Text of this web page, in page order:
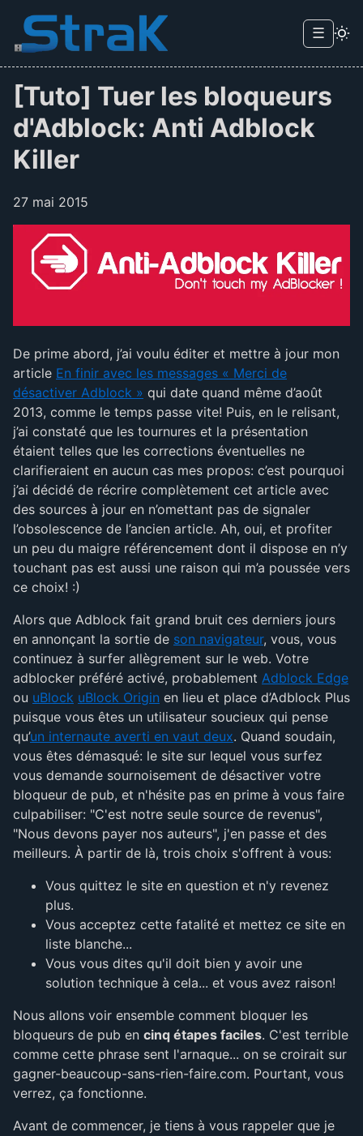
Skip to main content
☰
[Tuto] Tuer les bloqueurs
d'Adblock: Anti Adblock
Killer
27 mai 2015
De prime abord, j’ai voulu éditer et mettre à jour mon
article En finir avec les messages « Merci de
désactiver Adblock » qui date quand même d’août
2013, comme le temps passe vite! Puis, en le relisant,
j’ai constaté que les tournures et la présentation
étaient telles que les corrections éventuelles ne
clarifieraient en aucun cas mes propos: c’est pourquoi
j’ai décidé de récrire complètement cet article avec
des sources à jour en n’omettant pas de signaler
l’obsolescence de l’ancien article. Ah, oui, et profiter
un peu du maigre référencement dont il dispose en n’y
touchant pas est aussi une raison qui m’a poussée vers
ce choix! :)
Alors que Adblock fait grand bruit ces derniers jours
en annonçant la sortie de son navigateur, vous, vous
continuez à surfer allègrement sur le web. Votre
adblocker préféré activé, probablement Adblock Edge
ou uBlock uBlock Origin en lieu et place d’Adblock Plus
puisque vous êtes un utilisateur soucieux qui pense
qu’un internaute averti en vaut deux. Quand soudain,
vous êtes démasqué: le site sur lequel vous surfez
vous demande sournoisement de désactiver votre
bloqueur de pub, et n'hésite pas en prime à vous faire
culpabiliser: "C'est notre seule source de revenus",
"Nous devons payer nos auteurs", j'en passe et des
meilleurs. À partir de là, trois choix s'offrent à vous:
Vous quittez le site en question et n'y revenez
plus.
Vous acceptez cette fatalité et mettez ce site en
liste blanche...
Vous vous dites qu'il doit bien y avoir une
solution technique à cela... et vous avez raison!
Nous allons voir ensemble comment bloquer les
bloqueurs de pub en cinq étapes faciles. C'est terrible
comme cette phrase sent l'arnaque... on se croirait sur
gagner-beaucoup-sans-rien-faire.com. Pourtant, vous
verrez, ça fonctionne.
Avant de commencer, je tiens à vous rappeler que je